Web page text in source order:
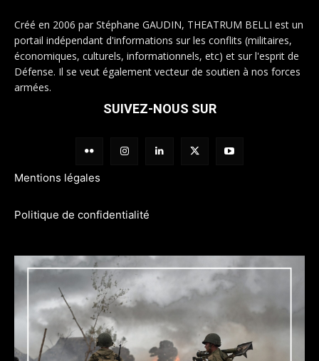
Créé en 2006 par Stéphane GAUDIN, THEATRUM BELLI est un
portail indépendant d'informations sur les conflits (militaires,
économiques, culturels, informationnels, etc) et sur l'esprit de
Défense. Il se veut également vecteur de soutien à nos forces
armées.
SUIVEZ-NOUS SUR
Mentions légales
Politique de confidentialité